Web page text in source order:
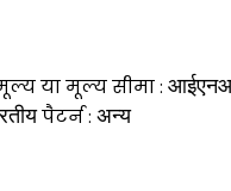
या मूल्य सीमा :
पैटर्न : अन्य